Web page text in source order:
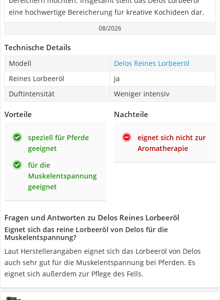
eine hochwertige Bereicherung für kreative Kochideen dar.
08/2026
Technische Details
Modell
Delos Reines Lorbeeröl
Reines Lorbeeröl
Ja
Duftintensität
Weniger intensiv
Vorteile
speziell für Pferde
geeignet
für die
Muskelentspannung
geeignet
Nachteile
eignet sich nicht zur
Aromatherapie
Fragen und Antworten zu Delos Reines Lorbeeröl
Eignet sich das reine Lorbeeröl von Delos für die
Muskelentspannung?
Laut Herstellerangaben eignet sich das Lorbeeröl von Delos
auch sehr gut für die Muskelentspannung bei Pferden. Es
eignet sich außerdem zur Pflege des Fells.